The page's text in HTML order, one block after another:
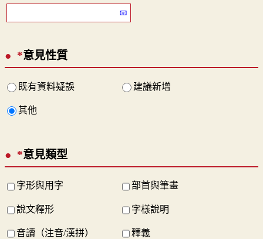
*意見性質
既有資料疑誤 建議新增
其他
*意見類型
字形與用字 部首與筆畫
說文釋形 字樣說明
音讀（注音/漢拼） 釋義